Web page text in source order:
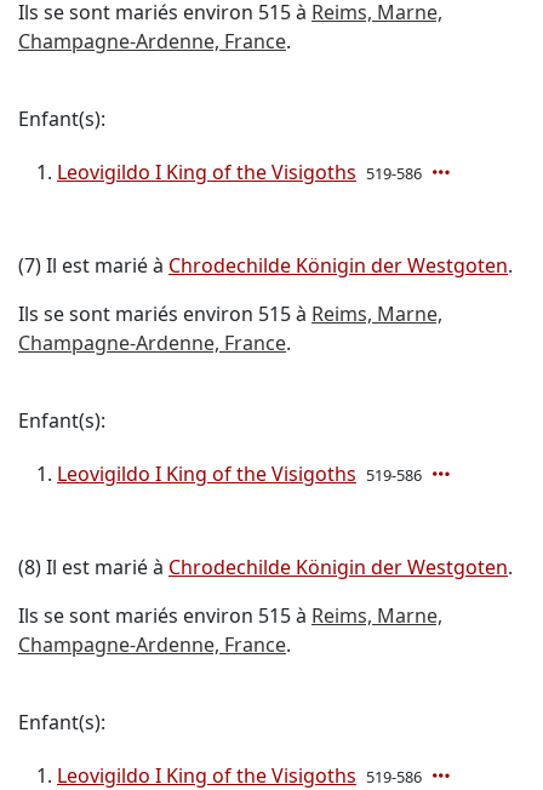
Ils se sont mariés environ 515 à Reims, Marne,
Champagne-Ardenne, France.
Enfant(s):
Leovigildo I King of the Visigoths 519-586
(7) Il est marié à Chrodechilde Königin der Westgoten.
Ils se sont mariés environ 515 à Reims, Marne,
Champagne-Ardenne, France.
Enfant(s):
Leovigildo I King of the Visigoths 519-586
(8) Il est marié à Chrodechilde Königin der Westgoten.
Ils se sont mariés environ 515 à Reims, Marne,
Champagne-Ardenne, France.
Enfant(s):
Leovigildo I King of the Visigoths 519-586